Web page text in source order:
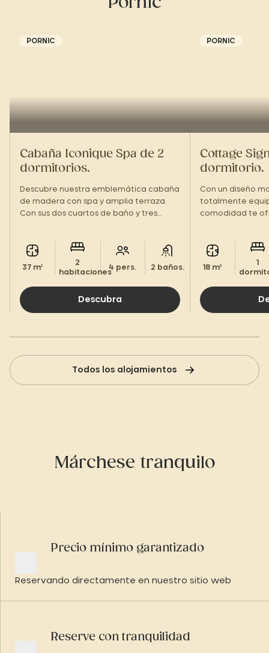
PORNIC
Cabaña Iconique Spa de 2
dormitorios.
Descubre nuestra emblemática cabaña
de madera con spa y amplia terraza.
Con sus dos cuartos de baño y tres
perfecto entre diseño y relajación.
37 m²
2
habitaciones
4 pers. 2 baños.
Descubra
PORNIC
Cottage
dormitorio.
Con un diseño
totalmente
comodidad te
18 m²
1
Todos los alojamientos
Márchese tranquilo
Precio mínimo garantizado
Reservando directamente en nuestro sitio web
Reserve con tranquilidad